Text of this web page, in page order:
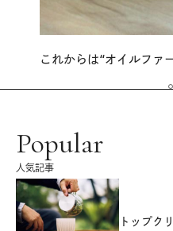
これからは“オイルファ
Popular
人気記事
トップク